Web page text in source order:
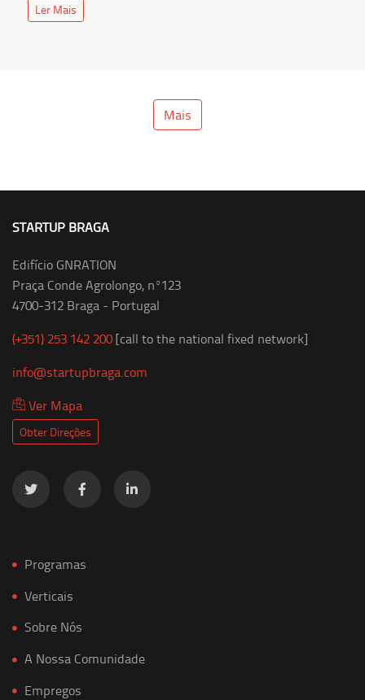
Ler Mais
Mais
STARTUP BRAGA
Edifício GNRATION
Praça Conde Agrolongo, nº123
4700-312 Braga - Portugal
(+351) 253 142 200[call to the national fixed network]
info@startupbraga.com
Ver Mapa
Obter Direções
Programas
Verticais
Sobre Nós
A Nossa Comunidade
Empregos